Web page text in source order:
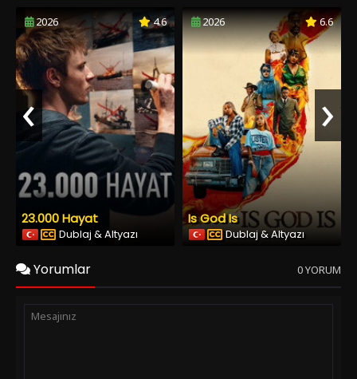
2026 4.6
23.000 Hayat
Dublaj & Altyazı
2026 6.6
Is God Is
Dublaj & Altyazı
‹ ›
Yorumlar 0 YORUM